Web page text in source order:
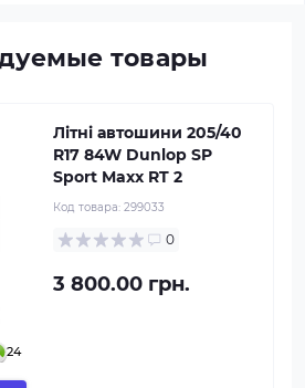
товары
24
Літні автошини 205/40
R17 84W Dunlop SP
Sport Maxx RT 2
Код товара: 299033
0
3 800.00 грн.